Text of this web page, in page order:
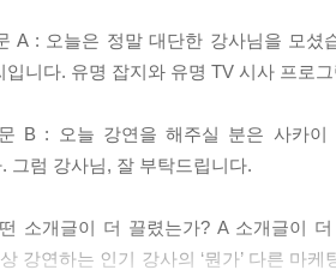
리 마케팅 기술 076〉 상상하라, 어느새
로 연결된다. 사람은 자기 일에는 관심
A : 오늘은 정말 대단한 강사님을 모셨
입니다. 유명 잡지와 유명 TV 시사 프로
B : 오늘 강연을 해주실 분은 사카이
그럼 강사님, 잘 부탁드립니다.
소개글이 더 끌렸는가? A 소개글이
강연하는 인기 강사의 ‘뭔가’ 다른 마